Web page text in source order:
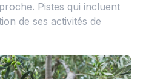
Pistes qui incluent
de ses activités de